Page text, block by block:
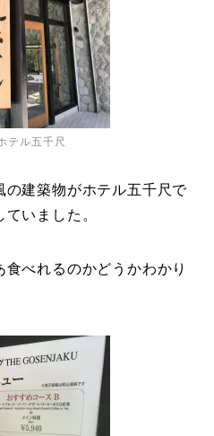
テル五千尺
の建築物がホテル五千尺で
いました。
べれるのかどうかわかり